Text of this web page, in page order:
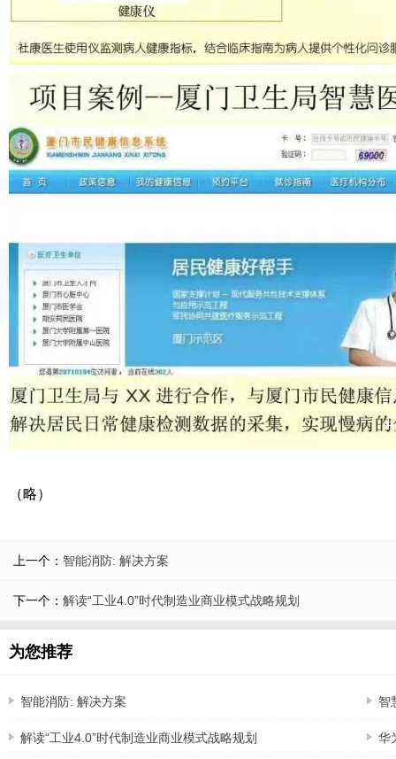
（略）
上一个： 智能消防: 解决方案
下一个： 解读“工业4.0”时代制造业商业模式战略规划
为您推荐
智能消防: 解决方案 智
解读“工业4.0”时代制造业商业模式战略规划 华